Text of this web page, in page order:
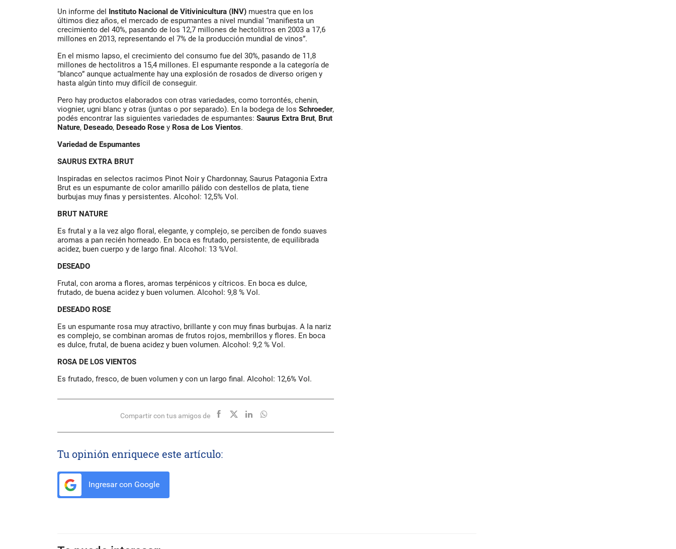
Un informe del
Instituto Nacional de Vitivinicultura (INV) muestra que en los
últimos diez años, el mercado de espumantes a nivel mundial “manifiesta un
crecimiento del 40%, pasando de los 12,7 millones de hectolitros en 2003 a 17,6
millones en 2013, representando el 7% de la producción mundial de vinos”.
En el mismo lapso, el crecimiento del consumo fue del 30%, pasando de 11,8
millones de hectolitros a 15,4 millones. El espumante responde a la categoría de
“blanco” aunque actualmente hay una explosión de rosados de diverso origen y
hasta algún tinto muy difícil de conseguir.
Pero hay productos elaborados con otras variedades, como torrontés, chenin,
viognier, ugni blanc y otras (juntas o por separado). En la bodega de los Schroeder,
podés encontrar las siguientes variedades de espumantes: Saurus Extra Brut, Brut
Nature, Deseado, Deseado Rose y Rosa de Los Vientos.
Variedad de Espumantes
SAURUS EXTRA BRUT
Inspiradas en selectos racimos Pinot Noir y Chardonnay, Saurus Patagonia Extra
Brut es un espumante de color amarillo pálido con destellos de plata, tiene
burbujas muy finas y persistentes. Alcohol: 12,5% Vol.
BRUT NATURE
Es frutal y a la vez algo floral, elegante, y complejo, se perciben de fondo suaves
aromas a pan recién horneado. En boca es frutado, persistente, de equilibrada
acidez, buen cuerpo y de largo final. Alcohol: 13 %Vol.
DESEADO
Frutal, con aroma a flores, aromas terpénicos y cítricos. En boca es dulce,
frutado, de buena acidez y buen volumen. Alcohol: 9,8 % Vol.
DESEADO ROSE
Es un espumante rosa muy atractivo, brillante y con muy finas burbujas. A la nariz
es complejo, se combinan aromas de frutos rojos, membrillos y flores. En boca
es dulce, frutal, de buena acidez y buen volumen. Alcohol: 9,2 % Vol.
ROSA DE LOS VIENTOS
Es frutado, fresco, de buen volumen y con un largo final. Alcohol: 12,6% Vol.
Compartir con tus amigos de
Tu opinión enriquece este artículo:
Ingresar con Google